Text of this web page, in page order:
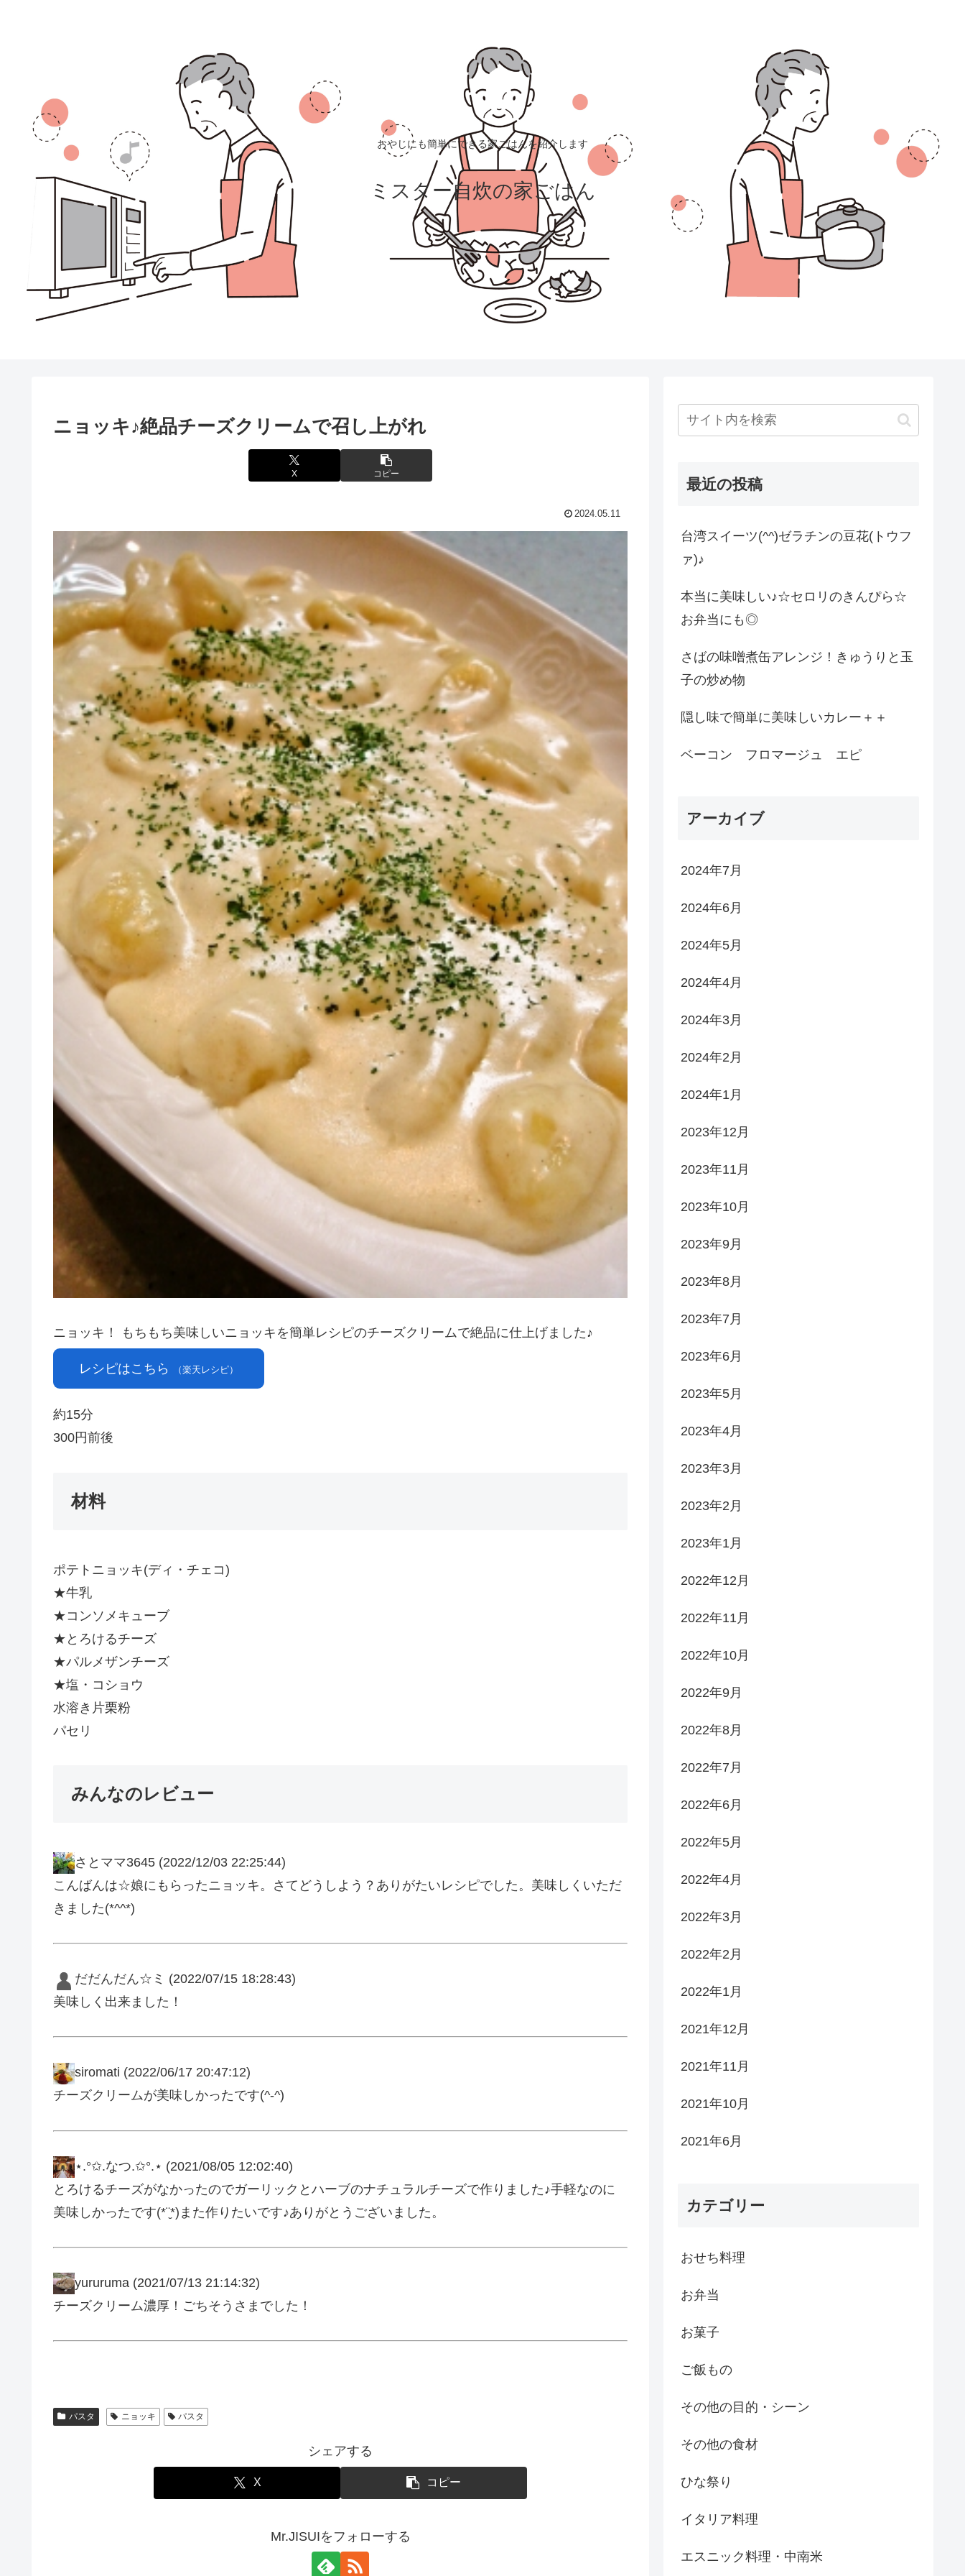
おやじにも簡単にできる家ごはんを紹介します
ミスター自炊の家ごはん
ニョッキ♪絶品チーズクリームで召し上がれ
X コピー
2024.05.11
ニョッキ！ もちもち美味しいニョッキを簡単レシピのチーズクリームで絶品に仕上げました♪
レシピはこちら （楽天レシピ）
約15分
300円前後
材料
ポテトニョッキ(ディ・チェコ)
★牛乳
★コンソメキューブ
★とろけるチーズ
★パルメザンチーズ
★塩・コショウ
水溶き片栗粉
パセリ
みんなのレビュー
さとママ3645 (2022/12/03 22:25:44)
こんばんは☆娘にもらったニョッキ。さてどうしよう？ありがたいレシピでした。美味しくいただ
きました(*^^*)
だだんだん☆ミ (2022/07/15 18:28:43)
美味しく出来ました！
siromati (2022/06/17 20:47:12)
チーズクリームが美味しかったです(^-^)
⋆.°✩.なつ.✩°.⋆ (2021/08/05 12:02:40)
とろけるチーズがなかったのでガーリックとハーブのナチュラルチーズで作りました♪手軽なのに
美味しかったです(*¨̮*)また作りたいです♪ありがとうございました。
yururuma (2021/07/13 21:14:32)
チーズクリーム濃厚！ごちそうさまでした！
パスタ ニョッキ パスタ
シェアする
X コピー
Mr.JISUIをフォローする
最近の投稿
台湾スイーツ(^^)ゼラチンの豆花(トウフ
ァ)♪
本当に美味しい♪☆セロリのきんぴら☆
お弁当にも◎
さばの味噌煮缶アレンジ！きゅうりと玉
子の炒め物
隠し味で簡単に美味しいカレー＋＋
ベーコン フロマージュ エピ
アーカイブ
2024年7月
2024年6月
2024年5月
2024年4月
2024年3月
2024年2月
2024年1月
2023年12月
2023年11月
2023年10月
2023年9月
2023年8月
2023年7月
2023年6月
2023年5月
2023年4月
2023年3月
2023年2月
2023年1月
2022年12月
2022年11月
2022年10月
2022年9月
2022年8月
2022年7月
2022年6月
2022年5月
2022年4月
2022年3月
2022年2月
2022年1月
2021年12月
2021年11月
2021年10月
2021年6月
カテゴリー
おせち料理
お弁当
お菓子
ご飯もの
その他の目的・シーン
その他の食材
ひな祭り
イタリア料理
エスニック料理・中南米